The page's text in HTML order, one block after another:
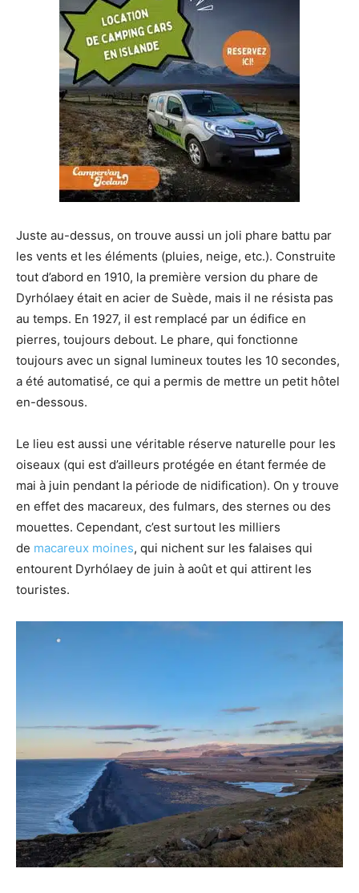
Juste au-dessus, on trouve aussi un joli phare battu par
les vents et les éléments (pluies, neige, etc.). Construite
tout d’abord en 1910, la première version du phare de
Dyrhólaey était en acier de Suède, mais il ne résista pas
au temps. En 1927, il est remplacé par un édifice en
pierres, toujours debout. Le phare, qui fonctionne
toujours avec un signal lumineux toutes les 10 secondes,
a été automatisé, ce qui a permis de mettre un petit hôtel
en-dessous.
Le lieu est aussi une véritable réserve naturelle pour les
oiseaux (qui est d’ailleurs protégée en étant fermée de
mai à juin pendant la période de nidification). On y trouve
en effet des macareux, des fulmars, des sternes ou des
mouettes. Cependant, c’est surtout les milliers
de macareux moines, qui nichent sur les falaises qui
entourent Dyrhólaey de juin à août et qui attirent les
touristes.